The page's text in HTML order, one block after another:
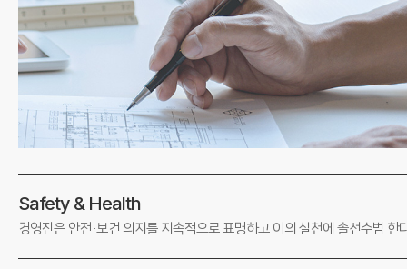
Safety & Health
경영진은 안전·보건 의지를 지속적으로 표명하고 이의 실천에 솔선수범 한